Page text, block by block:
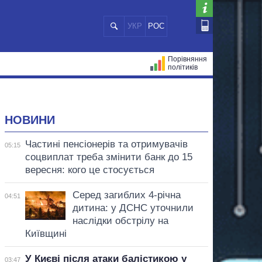
УКР РОС
Порівняння
політиків
НОВИНИ
05:15
Частині пенсіонерів та отримувачів
соцвиплат треба змінити банк до 15
вересня: кого це стосується
04:51
Серед загиблих 4-річна
дитина: у ДСНС уточнили
наслідки обстрілу на
Київщині
03:47
У Києві після атаки балістикою у